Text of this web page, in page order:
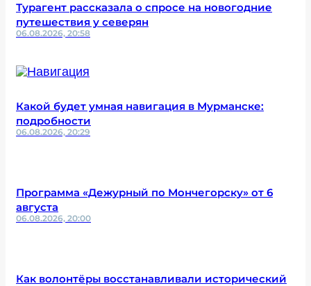
Турагент рассказала о спросе на новогодние
путешествия у северян
06.08.2026, 20:58
Какой будет умная навигация в Мурманске:
подробности
06.08.2026, 20:29
Программа «Дежурный по Мончегорску» от 6
августа
06.08.2026, 20:00
Как волонтёры восстанавливали исторический